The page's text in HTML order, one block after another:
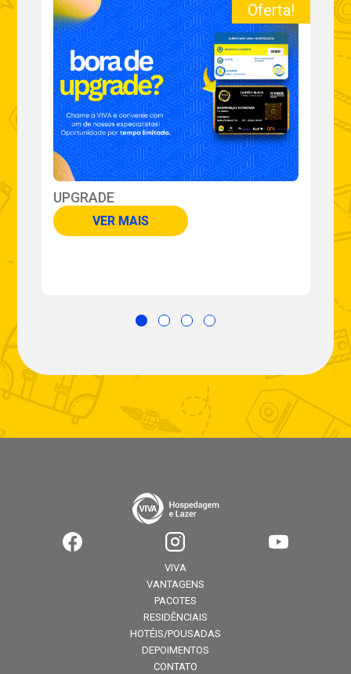
Oferta!
UPGRADE
VER MAIS
VIVA
VANTAGENS
PACOTES
RESIDÊNCIAIS
HOTÉIS/POUSADAS
DEPOIMENTOS
CONTATO